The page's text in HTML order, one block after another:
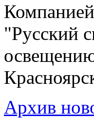
"Русский
Архив